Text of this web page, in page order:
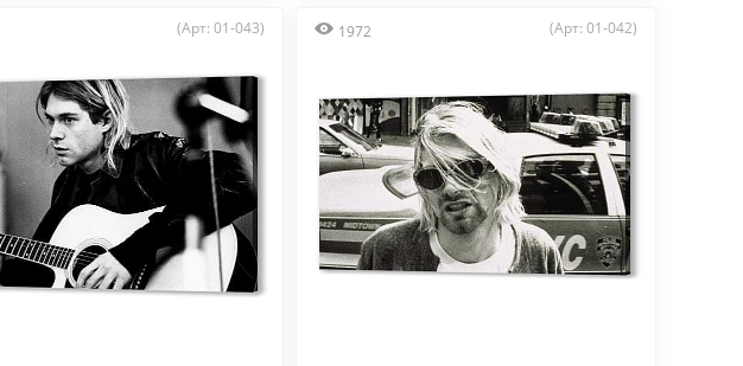
(Арт: 01-043) 1972 (Арт: 01-042)